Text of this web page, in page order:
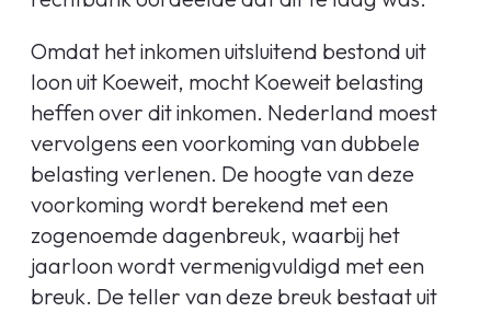
Omdat het inkomen uitsluitend bestond uit
loon uit Koeweit, mocht Koeweit belasting
heffen over dit inkomen. Nederland moest
vervolgens een voorkoming van dubbele
belasting verlenen. De hoogte van deze
voorkoming wordt berekend met een
zogenoemde dagenbreuk, waarbij het
jaarloon wordt vermenigvuldigd met een
breuk. De teller van deze breuk bestaat uit